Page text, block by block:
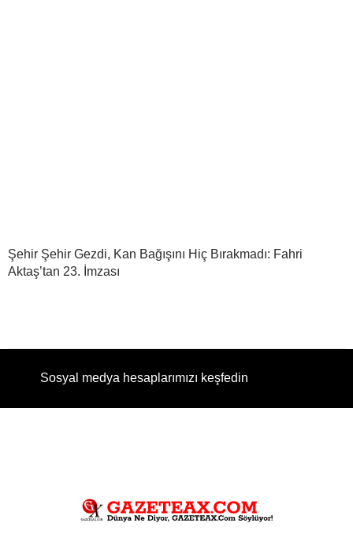
Şehir Şehir Gezdi, Kan Bağışını Hiç Bırakmadı: Fahri
Aktaş’tan 23. İmzası
Sosyal medya hesaplarımızı keşfedin